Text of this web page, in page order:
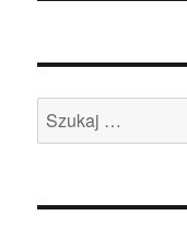
Szukaj: